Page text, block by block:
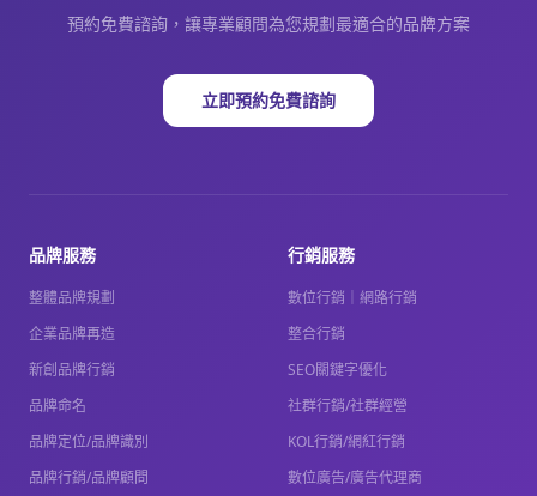
預約免費諮詢，讓專業顧問為您規劃最適合的品牌方案
立即預約免費諮詢
品牌服務
整體品牌規劃
企業品牌再造
新創品牌行銷
品牌命名
品牌定位/品牌識別
品牌行銷/品牌顧問
行銷服務
數位行銷｜網路行銷
整合行銷
SEO關鍵字優化
社群行銷/社群經營
KOL行銷/網紅行銷
數位廣告/廣告代理商